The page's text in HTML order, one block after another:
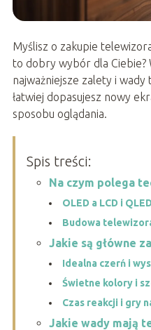
Myślisz o zakupie
to dobry wybór dla Ciebie?
najważniejsze zalety i
łatwiej dopasujesz nowy
sposobu oglądania.
Spis treści:
Na czym polega
OLED a LCD i
Budowa
Jakie są główne
Idealna czerń i
Świetne kolory i
Czas reakcji i gry
Jakie wady mają